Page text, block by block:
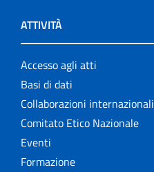
ATTIVITÀ
Accesso agli atti
Basi di dati
Collaborazioni internazionali
Comitato Etico Nazionale
Eventi
Formazione